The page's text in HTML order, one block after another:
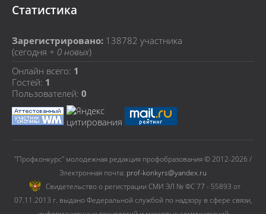
Статистика
Зарегистрировано: 138782 участника
(сегодня + 0 новых)
Онлайн всего: 1
Гостей: 1
Пользователей: 0
"Профконкурс" молодежная редакция профобразования © 2012-2026 /
Электронная почта: prof-konkyrs@yandex.ru
Cвидетельство о регистрации СМИ ЭЛ № ФС 77 - 55893 от
07.11.2013 г. выдано Федеральной службой по надзору в сфере связи,